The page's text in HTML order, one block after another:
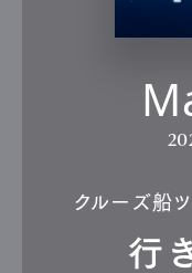
クルーズ船
行